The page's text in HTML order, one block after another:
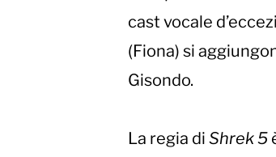
cast vocale
(Fiona) si
Gisondo.
La regia di Shrek 5